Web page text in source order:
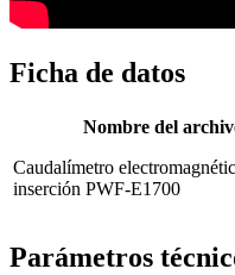
Ficha de datos
Nombre del
Caudalímetro
inserción PWF-E1700
Parámetros